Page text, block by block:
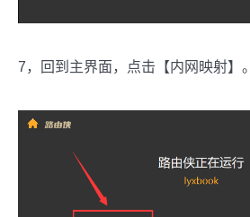
7，回到主界面，点击【内网映射】。